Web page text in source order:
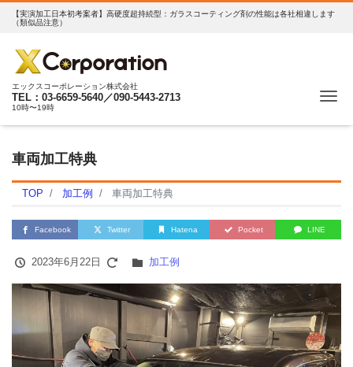
【実演加工日本初考案者】高硬度超持続型：ガラスコーティング剤の性能は各社相違します
（類似品注意）
エックスコーポレーション株式会社
TEL：03-6659-5640／090-5443-2713
10時〜19時
車両加工特典
TOP 加工例 車両加工特典
Facebook Twitter Hatena Pocket LINE
2023年6月22日 加工例